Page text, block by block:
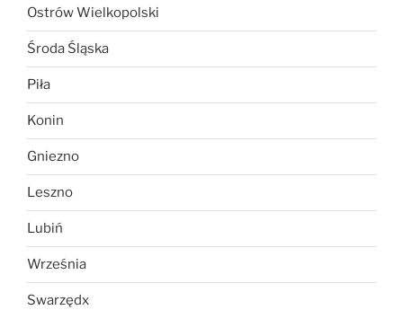
Ostrów Wielkopolski
Środa Śląska
Piła
Konin
Gniezno
Leszno
Lubiń
Września
Swarzędx